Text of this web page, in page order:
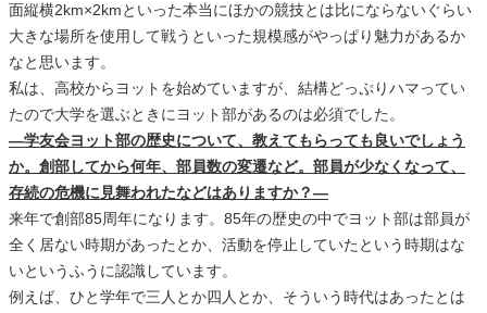
面縦横2km×2kmといった本当にほかの競技とは比にならないぐらい
大きな場所を使用して戦うといった規模感がやっぱり魅力があるか
なと思います。
私は、高校からヨットを始めていますが、結構どっぷりハマってい
たので大学を選ぶときにヨット部があるのは必須でした。
―学友会ヨット部の歴史について、教えてもらっても良いでしょう
か。創部してから何年、部員数の変遷など。部員が少なくなって、
存続の危機に見舞われたなどはありますか？―
来年で創部85周年になります。85年の歴史の中でヨット部は部員が
全く居ない時期があったとか、活動を停止していたという時期はな
いというふうに認識しています。
例えば、ひと学年で三人とか四人とか、そういう時代はあったとは